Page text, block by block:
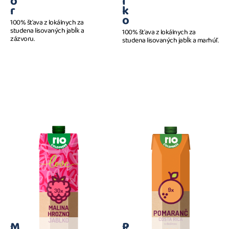
r
100% šťava z lokálnych za
studena lisovaných jabĺk a
zázvoru.
k
o
100% šťava z lokálnych za
studena lisovaných jabĺk a marhúľ.